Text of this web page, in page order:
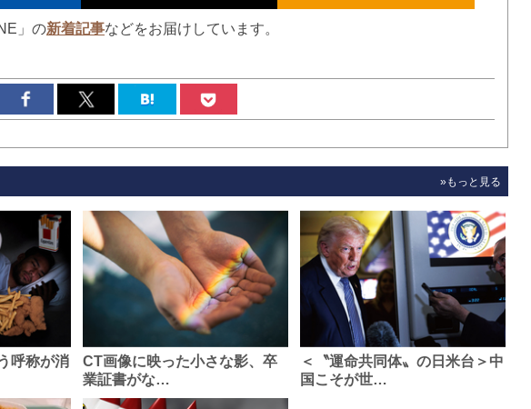
」の新着記事などをお届けしています。
»もっと見る
呼称が消
CT画像に映った小さな影、卒
業証書がな…
＜〝運命共同体〟の日米台＞中
国こそが世…